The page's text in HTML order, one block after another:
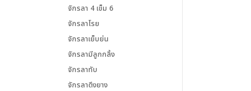
จักรลา 4 เข็ม 6
จักรลาโรย
จักรลาเย็บย่น
จักรลามีลูกกลิ้ง
จักรลาทับ
จักรลาดึงยาง